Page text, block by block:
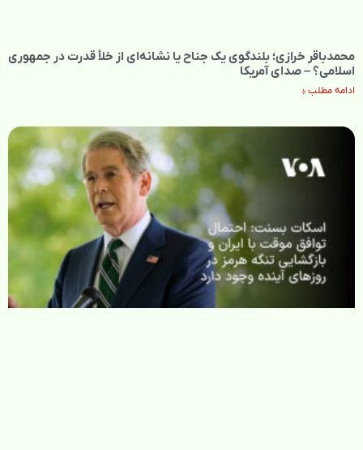
محمدباقر خرازی؛ بلندگوی یک جناح یا نشانه‌ای از خلأ قدرت در جمهوری
اسلامی؟ – صدای آمریکا
ادامه مطلب »